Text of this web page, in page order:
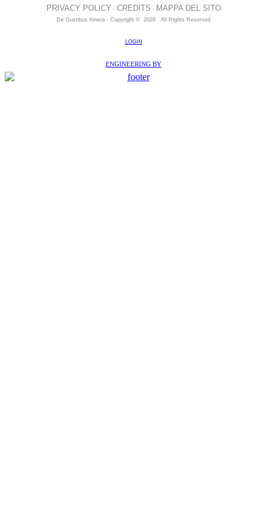
PRIVACY POLICY - CREDITS - MAPPA DEL SITO
De Gustibus Itinera - Copyright © 2026 All Rights Reserved
LOGIN
ENGINEERING BY